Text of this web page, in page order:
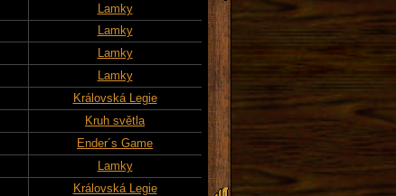
Lamky
Lamky
Lamky
Lamky
Královská Legie
Kruh světla
Ender´s Game
Lamky
Královská Legie